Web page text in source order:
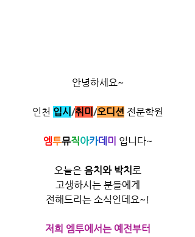
안녕하세요~
인천 입시 /취미 /​오디션 전문학원
엠투뮤직아카데 미 입니다~​
오늘은 음치와 박치 로
고생하시는 분들에게
전해드리는 소식인데요~!
저희 엠투에서는 예전부터